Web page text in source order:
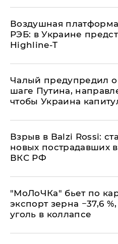
Воздушная
РЭБ: в Украине
Highline-T
Чалый предупредил
шаге Путина,
чтобы Украина
Взрыв в Balzi Rossi:
новых пострадавших
ВКС РФ
​"МоЛоЧКа" бьет по
экспорт зерна −37,6
уголь в коллапсе